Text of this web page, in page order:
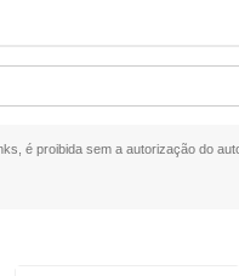
é proibida sem a autorização do